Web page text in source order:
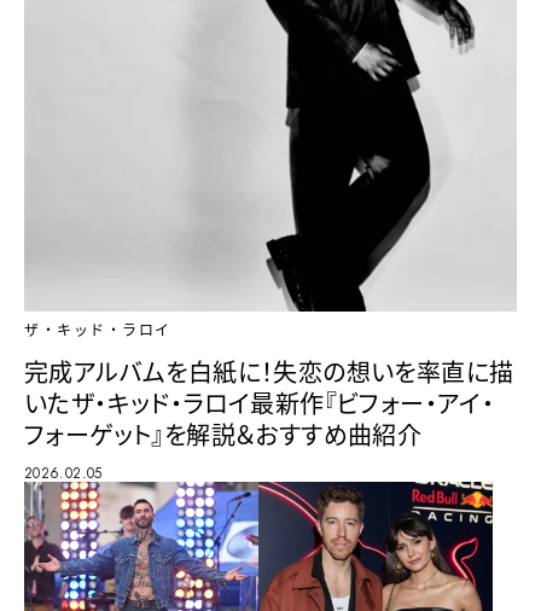
ザ・キッド・ラロイ
完成アルバムを白紙に！失恋の想いを率直に描
いたザ・キッド・ラロイ最新作『ビフォー・アイ・
フォーゲット』を解説＆おすすめ曲紹介
2026.02.05